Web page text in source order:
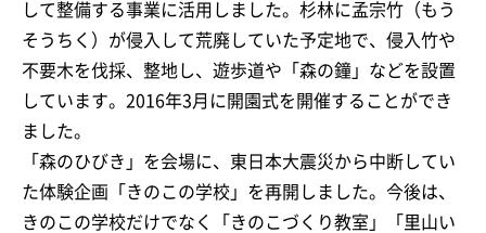
して整備する事業に活用しました。杉林に孟宗竹（もう
そうちく）が侵入して荒廃していた予定地で、侵入竹や
不要木を伐採、整地し、遊歩道や「森の鐘」などを設置
しています。2016年3月に開園式を開催することができ
ました。
「森のひびき」を会場に、東日本大震災から中断してい
た体験企画「きのこの学校」を再開しました。今後は、
きのこの学校だけでなく「きのこづくり教室」「里山い